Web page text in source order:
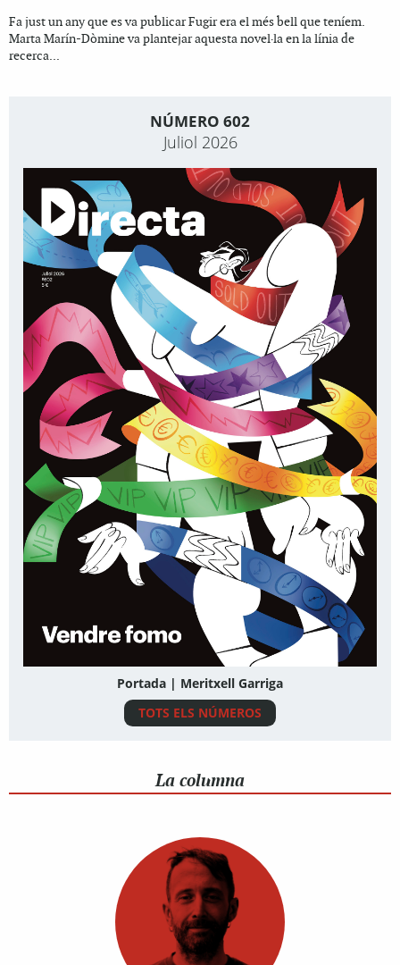
Fa just un any que es va publicar Fugir era el més bell que teníem.
Marta Marín-Dòmine va plantejar aquesta novel·la en la línia de
recerca...
NÚMERO 602
Juliol 2026
Portada | Meritxell Garriga
TOTS ELS NÚMEROS
La columna